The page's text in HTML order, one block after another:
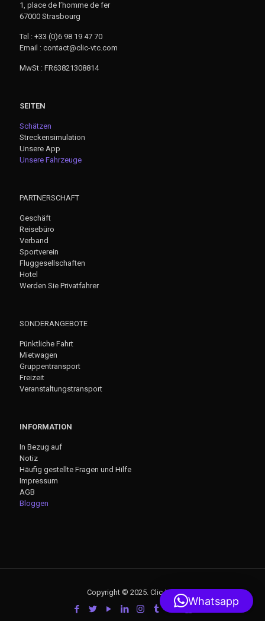
1, place de l’homme de fer
67000 Strasbourg
Tel : +33 (0)6 98 19 47 70
Email : contact@clic-vtc.com
MwSt : FR63821308814
SEITEN
Schätzen
Streckensimulation
Unsere App
Unsere Fahrzeuge
PARTNERSCHAFT
Geschäft
Reisebüro
Verband
Sportverein
Fluggesellschaften
Hotel
Werden Sie Privatfahrer
SONDERANGEBOTE
Pünktliche Fahrt
Mietwagen
Gruppentransport
Freizeit
Veranstaltungstransport
INFORMATION
In Bezug auf
Notiz
Häufig gestellte Fragen und Hilfe
Impressum
AGB
Bloggen
Copyright © 2025. Clic-VTC
Whatsapp